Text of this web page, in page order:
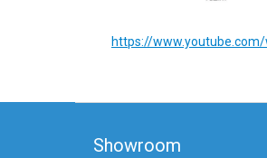
https://www.youtube.com/
Showroom